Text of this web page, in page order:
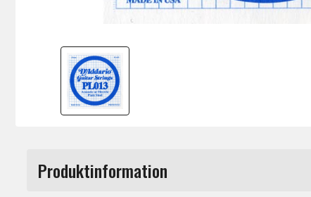
Produktinformation